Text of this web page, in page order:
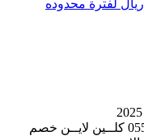
تنظيف خزانات غرب الرياض 149 ريال لفترة محدوده